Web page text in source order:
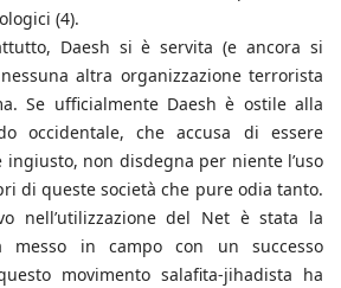
(4).
Daesh si è servita (e ancora si
altra organizzazione terrorista
Se ufficialmente Daesh è ostile alla
occidentale, che accusa di essere
ingiusto, non disdegna per niente l’uso
di queste società che pure odia tanto.
nell’utilizzazione del Net è stata la
messo in campo con un successo
movimento salafita-jihadista ha